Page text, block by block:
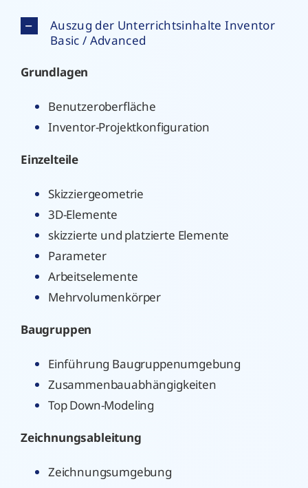
Auszug der Unterrichtsinhalte Inventor
Basic / Advanced
Grundlagen
Benutzeroberfläche
Inventor-Projektkonfiguration
Einzelteile
Skizziergeometrie
3D-Elemente
skizzierte und platzierte Elemente
Parameter
Arbeitselemente
Mehrvolumenkörper
Baugruppen
Einführung Baugruppenumgebung
Zusammenbauabhängigkeiten
Top Down-Modeling
Zeichnungsableitung
Zeichnungsumgebung